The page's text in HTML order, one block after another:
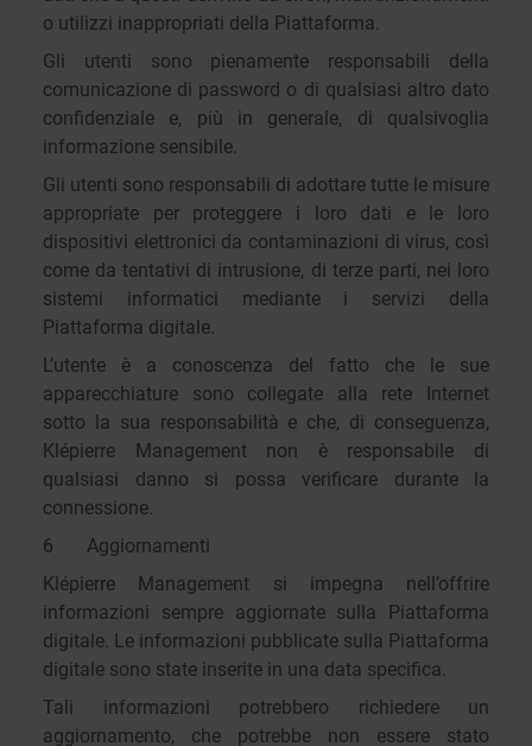
o utilizzi inappropriati della Piattaforma.
Gli utenti sono pienamente responsabili della
comunicazione di password o di qualsiasi altro dato
confidenziale e, più in generale, di qualsivoglia
informazione sensibile.
Gli utenti sono responsabili di adottare tutte le misure
appropriate per proteggere i loro dati e le loro
dispositivi elettronici da contaminazioni di virus, così
come da tentativi di intrusione, di terze parti, nei loro
sistemi informatici mediante i servizi della
Piattaforma digitale.
L’utente è a conoscenza del fatto che le sue
apparecchiature sono collegate alla rete Internet
sotto la sua responsabilità e che, di conseguenza,
Klépierre Management non è responsabile di
qualsiasi danno si possa verificare durante la
connessione.
6 Aggiornamenti
Klépierre Management si impegna nell’offrire
informazioni sempre aggiornate sulla Piattaforma
digitale. Le informazioni pubblicate sulla Piattaforma
digitale sono state inserite in una data specifica.
Tali informazioni potrebbero richiedere un
aggiornamento, che potrebbe non essere stato